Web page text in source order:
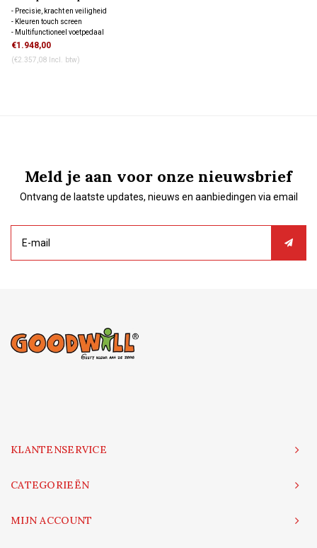
- Precisie, kracht en veiligheid
- Kleuren touch screen
- Multifunctioneel voetpedaal
- Perfecte balans
€1.948,00
(€2.357,08 Incl. btw)
Meld je aan voor onze nieuwsbrief
Ontvang de laatste updates, nieuws en aanbiedingen via email
KLANTENSERVICE
CATEGORIEËN
MIJN ACCOUNT